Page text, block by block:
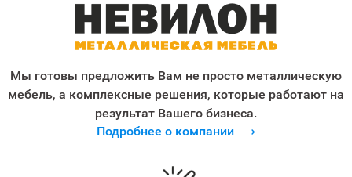
Мы готовы предложить Вам не просто металлическую
мебель, а комплексные решения, которые работают на
результат Вашего бизнеса.
Подробнее о компании ⟶